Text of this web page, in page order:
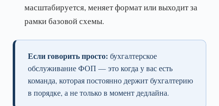
масштабируется, меняет формат или выходит за
рамки базовой схемы.
Если говорить просто: бухгалтерское
обслуживание ФОП — это когда у вас есть
команда, которая постоянно держит бухгалтерию
в порядке, а не только в момент дедлайна.